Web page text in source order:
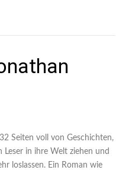
Seiten voll von Geschichten,
in ihre Welt ziehen und
loslassen. Ein Roman wie